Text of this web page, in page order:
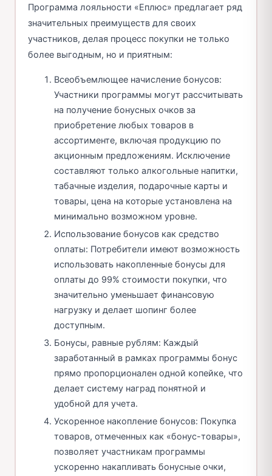
Программа лояльности «Еплюс» предлагает ряд
значительных преимуществ для своих
участников, делая процесс покупки не только
более выгодным, но и приятным:
Всеобъемлющее начисление бонусов:
Участники программы могут рассчитывать
на получение бонусных очков за
приобретение любых товаров в
ассортименте, включая продукцию по
акционным предложениям. Исключение
составляют только алкогольные напитки,
табачные изделия, подарочные карты и
товары, цена на которые установлена на
минимально возможном уровне.
Использование бонусов как средство
оплаты: Потребители имеют возможность
использовать накопленные бонусы для
оплаты до 99% стоимости покупки, что
значительно уменьшает финансовую
нагрузку и делает шопинг более
доступным.
Бонусы, равные рублям: Каждый
заработанный в рамках программы бонус
прямо пропорционален одной копейке, что
делает систему наград понятной и
удобной для учета.
Ускоренное накопление бонусов: Покупка
товаров, отмеченных как «бонус-товары»,
позволяет участникам программы
ускоренно накапливать бонусные очки,